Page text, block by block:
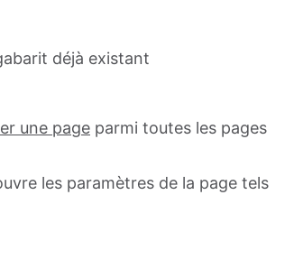
déjà existant
une page parmi toutes les pages
les paramètres de la page tels